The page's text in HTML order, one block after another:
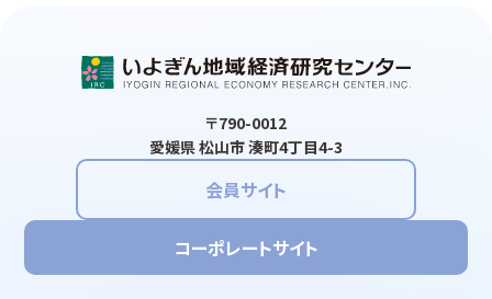
〒790-0012
愛媛県 松山市 湊町4丁目4-3
会員サイト
コーポレートサイト